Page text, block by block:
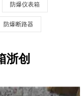
防爆仪表箱
防爆断路器
浙创